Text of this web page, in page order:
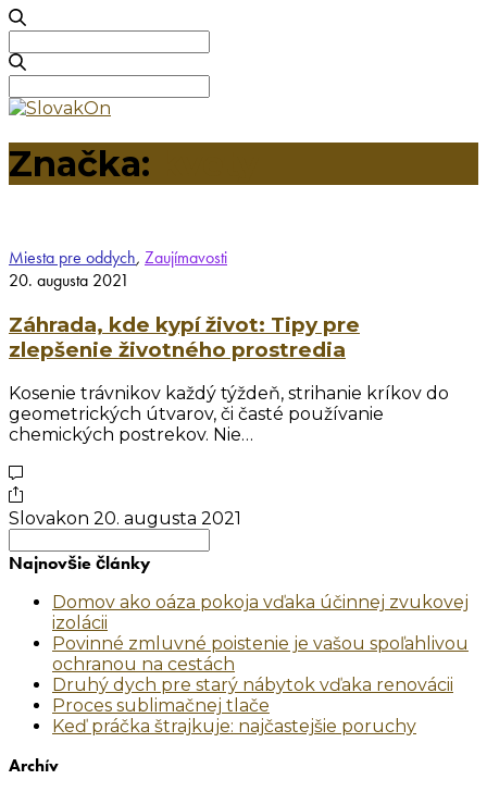
for:
for:
Značka:
Miesta pre oddych, Zaujímavosti
20. augusta 2021
Záhrada, kde kypí život: Tipy pre
zlepšenie životného prostredia
Kosenie trávnikov každý týždeň, strihanie kríkov do
geometrických útvarov, či časté používanie
chemických postrekov. Nie…
Slovakon 20. augusta 2021
for:
Najnovšie články
Domov ako oáza pokoja vďaka účinnej zvukovej
izolácii
Povinné zmluvné poistenie je vašou spoľahlivou
ochranou na cestách
Druhý dych pre starý nábytok vďaka renovácii
Proces sublimačnej tlače
Keď práčka štrajkuje: najčastejšie poruchy
Archív